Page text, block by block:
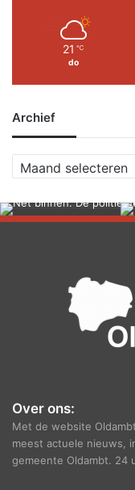
21 ℃
do
Archief
r
h
Over ons:
Met de website
meest actuele nieuws,
gemeente Oldambt. 24